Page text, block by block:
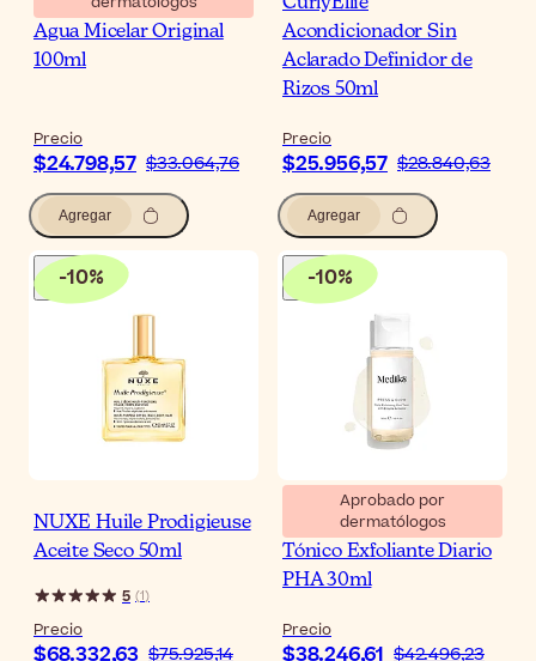
Agua Micelar Original
100ml
Precio
$24.798,57 $33.064,76
Agregar
Acondicionador Sin
Aclarado Definidor de
Rizos 50ml
Precio
$25.956,57 $28.840,63
Agregar
-10%
NUXE Huile Prodigieuse
Aceite Seco 50ml
5 (1)
Precio
$68.332,63 $75.925,14
-10%
Aprobado por
dermatólogos
Medik8 Press & Glow
Tónico Exfoliante Diario
PHA 30ml
Precio
$38.246,61 $42.496,23